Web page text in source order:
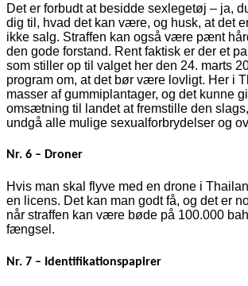
Det er forbudt at besidde sexlegetøj – ja,
dig til, hvad det kan være, og husk, at det
ikke salg. Straffen kan også være pænt
den gode forstand. Rent faktisk er der et
som stiller op til valget her den 24. marts
program om, at det bør være lovligt. Her i
masser af gummiplantager, og det kunne
omsætning til landet at fremstille den
undgå alle mulige sexualforbrydelser og
Nr. 6 – Droner
Hvis man skal flyve med en drone i
en licens. Det kan man godt få, og det er
når straffen kan være bøde på 100.000
fængsel.
Nr. 7 – Identifikationspapirer